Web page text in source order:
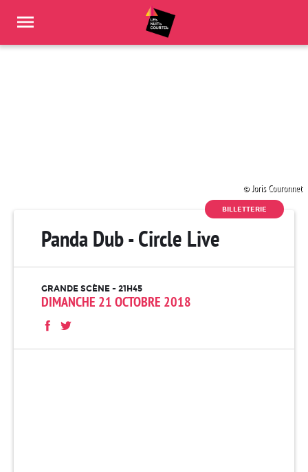
Joris Couronnet
BILLETTERIE
Panda Dub - Circle Live
GRANDE SCÈNE - 21H45
DIMANCHE 21 OCTOBRE 2018